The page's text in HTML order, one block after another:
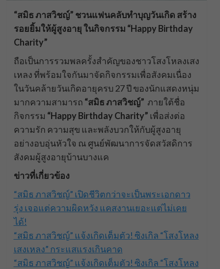
“สมิธ ภาสวิชญ์” ชวนแฟนคลับทำบุญวันเกิด สร้าง
รอยยิ้มให้ผู้สูงอายุ ในกิจกรรม “Happy Birthday
Charity”
ถือเป็นการรวมพลครั้งสำคัญของชาวโสงโหลงเสง
เหลง ที่พร้อมใจกันมาจัดกิจกรรมเพื่อสังคมเนื่อง
ในวันคล้ายวันเกิดอายุครบ 27 ปี ของนักแสดงหนุ่ม
มากความสามารถ “สมิธ ภาสวิชญ์” ภายใต้ชื่อ
กิจกรรม “Happy Birthday Charity” เพื่อส่งต่อ
ความรัก ความสุข และพลังบวกให้กับผู้สูงอายุ
อย่างอบอุ่นหัวใจ ณ ศูนย์พัฒนาการจัดสวัสดิการ
สังคมผู้สูงอายุบ้านบางแค
ข่าวที่เกี่ยวข้อง
“สมิธ ภาสวิชญ์” เปิดชีวิตกว่าจะเป็นพระเอกดาว
รุ่ง เจอแต่ความผิดหวัง แคสงานเยอะแต่ไม่เคย
ได้!
“สมิธ ภาสวิชญ์” แจ้งเกิดเต็มตัว! ซิงเกิล “โสงโหลง
เสงเหลง” กระแสแรงเกินคาด
“สมิธ ภาสวิชญ์” แจ้งเกิดเต็มตัว! ซิงเกิล “โสงโหลง